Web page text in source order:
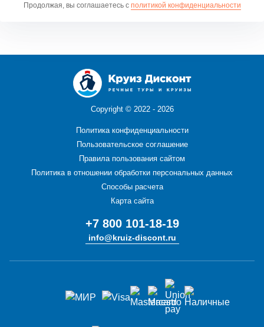
Продолжая, вы соглашаетесь с политикой конфиденциальности
Copyright © 2022 - 2026
Политика конфиденциальности
Пользовательское соглашение
Правила пользования сайтом
Политика в отношении обработки персональных данных
Способы расчета
Карта сайта
+7 800 101-18-19
info@kruiz-discont.ru